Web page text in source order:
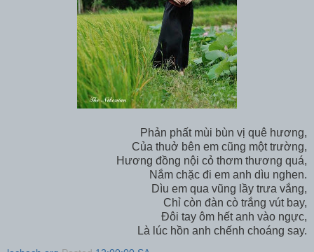
Phản phất mùi bùn vị quê hương,
Của thuở bên em cũng một trường,
Hương đồng nội cỏ thơm thương quá,
Nắm chặc đi em anh dìu nghen.
Dìu em qua vũng lầy trưa vắng,
Chỉ còn đàn cò trắng vút bay,
Đôi tay ôm hết anh vào ngực,
Là lúc hồn anh chếnh choáng say.